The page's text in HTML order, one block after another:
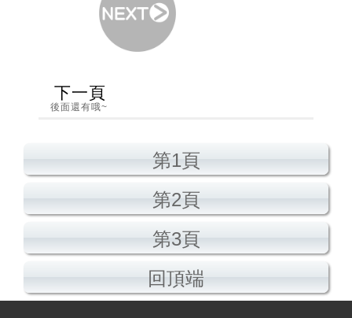
下一頁
後面還有哦~
第1頁
第2頁
第3頁
回頂端